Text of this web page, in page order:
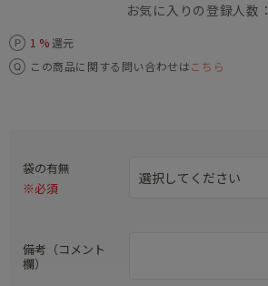
お気に入りの登録人数：
1 % 還元
この商品に関する問い合わせはこちら
袋の有無
※必須
備考（コメント
欄）